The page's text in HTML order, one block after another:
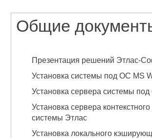
Общие
Презентация решений Этлас-
Установка системы под ОС MS
Установка сервера системы
Установка сервера
системы Этлас
Установка локального